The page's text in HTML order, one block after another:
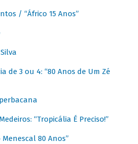
/ “Áfrico 15 Anos”
de 3 ou 4: “80 Anos de Um Zé
“Tropicália É Preciso!”
Menescal 80 Anos”